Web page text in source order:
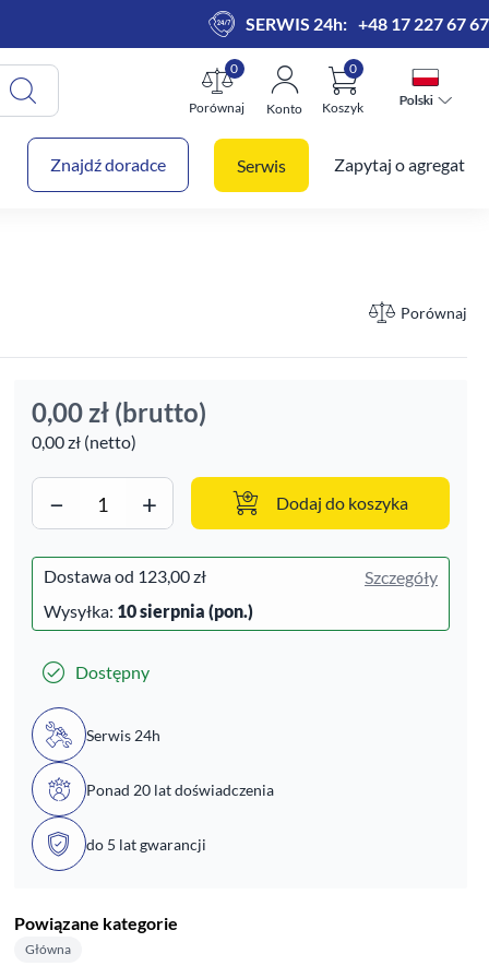
SERWIS 24h: +48 17 227 67 67
Porównaj
0
Konto Koszyk
0
Polski
Polski
Znajdź doradce Serwis Zapytaj o agregat
Porównaj
0,00 zł (brutto)
0,00 zł (netto)
− + Dodaj do koszyka
Dostawa od 123,00 zł
Szczegóły
Wysyłka: 10 sierpnia (pon.)
Dostępny
Serwis 24h
Ponad 20 lat doświadczenia
do 5 lat gwarancji
Powiązane kategorie
Główna